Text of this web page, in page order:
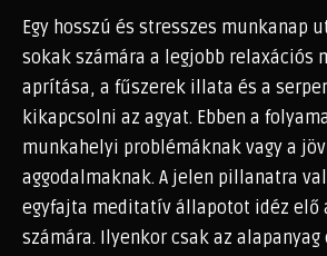
Egy hosszú és stresszes munkanap
sokak számára a legjobb relaxációs
aprítása, a fűszerek illata és a
kikapcsolni az agyat. Ebben a
munkahelyi problémáknak vagy a
aggodalmaknak. A jelen pillanatra
egyfajta meditatív állapotot idéz elő
számára. Ilyenkor csak az alapanyag